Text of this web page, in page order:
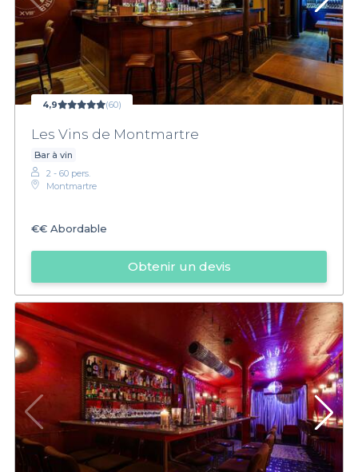
4,9 (60)
Les Vins de Montmartre
Bar à vin
2 - 60 pers.
Montmartre
€€ Abordable
Obtenir un devis